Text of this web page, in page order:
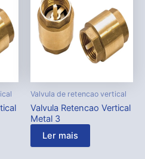
Valvula de retencao vertical
Valvula Retencao Vertical
Metal 3
Ler mais